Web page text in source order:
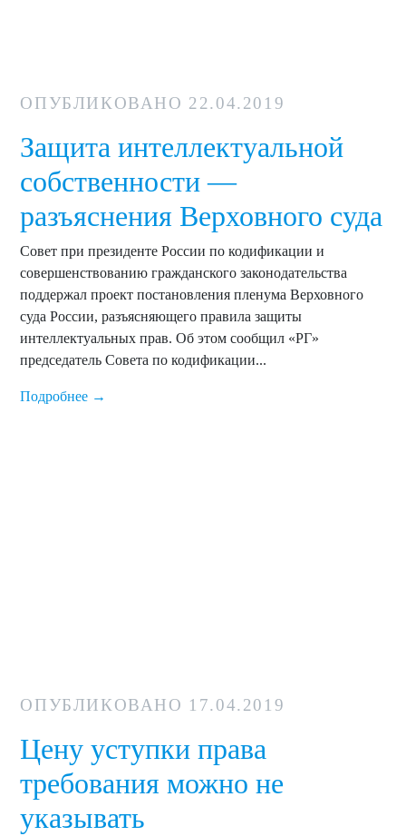
ОПУБЛИКОВАНО 22.04.2019
Защита интеллектуальной
собственности —
разъяснения Верховного суда
Совет при президенте России по кодификации и
совершенствованию гражданского законодательства
поддержал проект постановления пленума Верховного
суда России, разъясняющего правила защиты
интеллектуальных прав. Об этом сообщил «РГ»
председатель Совета по кодификации...
Подробнее →
ОПУБЛИКОВАНО 17.04.2019
Цену уступки права
требования можно не
указывать